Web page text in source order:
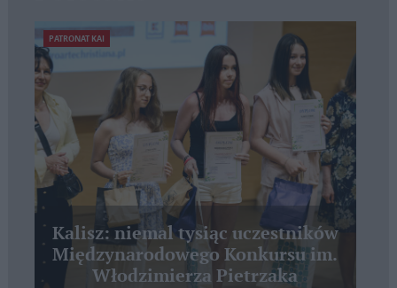
PATRONAT KAI
Kalisz: niemal tysiąc uczestników
Międzynarodowego Konkursu im.
Włodzimierza Pietrzaka